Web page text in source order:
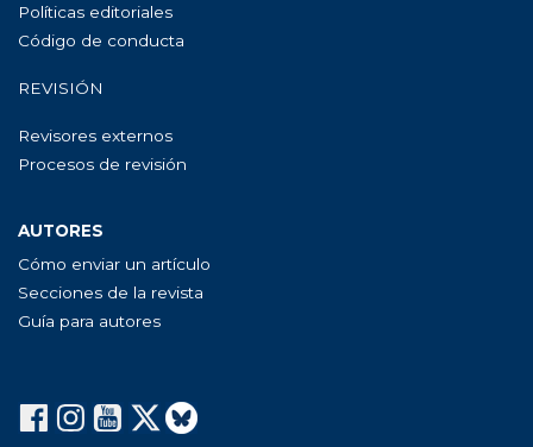
Políticas editoriales
Código de conducta
REVISIÓN
Revisores externos
Procesos de revisión
AUTORES
Cómo enviar un artículo
Secciones de la revista
Guía para autores